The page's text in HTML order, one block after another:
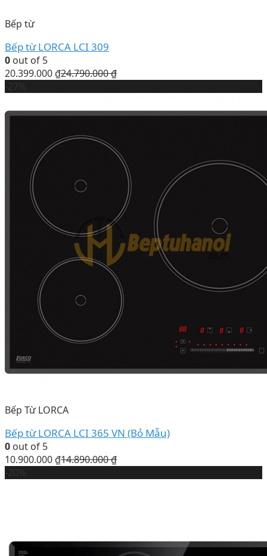
Bếp từ
Bếp từ LORCA LCI 309
0 out of 5
20.399.000 ₫24.790.000₫
Bếp Từ LORCA
Bếp từ LORCA LCI 365 VN (Bỏ Mẫu)
0 out of 5
10.900.000 ₫14.890.000₫